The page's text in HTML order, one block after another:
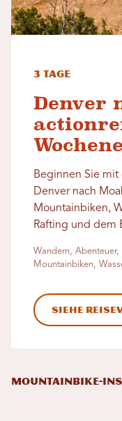
3 Tage
Denver
Beginnen Sie mit
Denver nach
Mountainbiken,
Rafting und dem
Wandern,
Mountainbiken,
Siehe
MOUNTAINBIKE-